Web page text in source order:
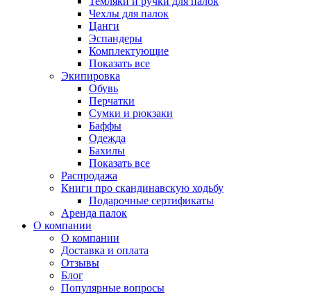
Чехлы для палок
Цанги
Эспандеры
Комплектующие
Показать все
Экипировка
Обувь
Перчатки
Сумки и рюкзаки
Баффы
Одежда
Бахилы
Показать все
Распродажа
Книги про скандинавскую ходьбу
Подарочные сертификаты
Аренда палок
О компании
О компании
Доставка и оплата
Отзывы
Блог
Популярные вопросы